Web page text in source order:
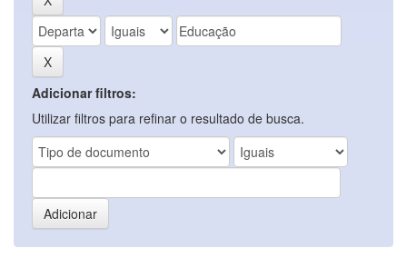
Adicionar filtros:
Utilizar filtros para refinar o resultado de busca.